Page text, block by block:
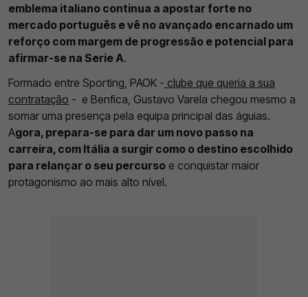
emblema italiano continua a apostar forte no
mercado português e vê no avançado encarnado um
reforço com margem de progressão e potencial para
afirmar-se na Serie A.
Formado entre Sporting, PAOK - clube que queria a sua
contratação - e Benfica, Gustavo Varela chegou mesmo a
somar uma presença pela equipa principal das águias.
Agora, prepara-se para dar um novo passo na
carreira, com Itália a surgir como o destino escolhido
para relançar o seu percurso e conquistar maior
protagonismo ao mais alto nível.